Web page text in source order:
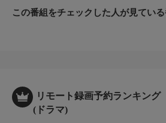
この番組をチェックした人が見ている
リモート録画予約ランキング
(ドラマ)